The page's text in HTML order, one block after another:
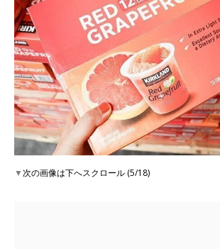
▼次の画像は下へスクロール (5/18)